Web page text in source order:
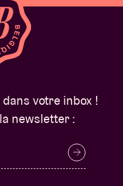
votre inbox !
newsletter :